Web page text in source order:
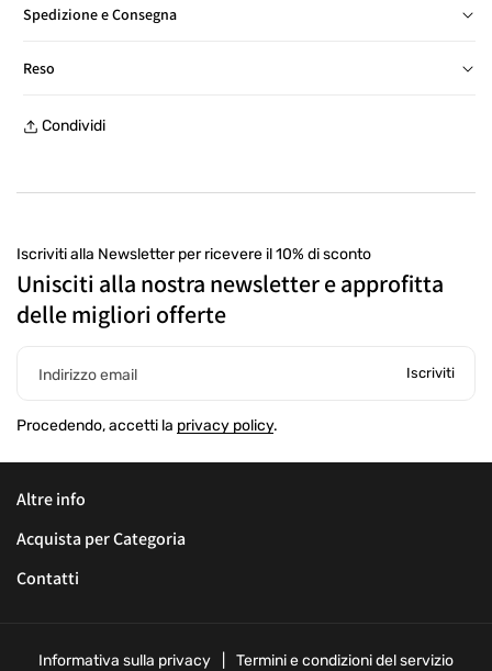
Spedizione e Consegna
Reso
un punto di ritiro
Condividi
Iscriviti alla Newsletter per ricevere il 10% di sconto
Unisciti alla nostra newsletter e approfitta
delle migliori offerte
Indirizzo email Iscriviti
Procedendo, accetti la privacy policy.
Altre info
Acquista per Categoria
Contatti
Informativa sulla privacy Termini e condizioni del servizio